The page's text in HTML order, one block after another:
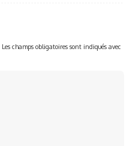
Les champs obligatoires sont indiqués avec